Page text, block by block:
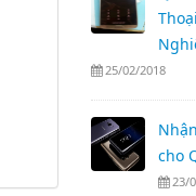
25/02/2018
cho
23/